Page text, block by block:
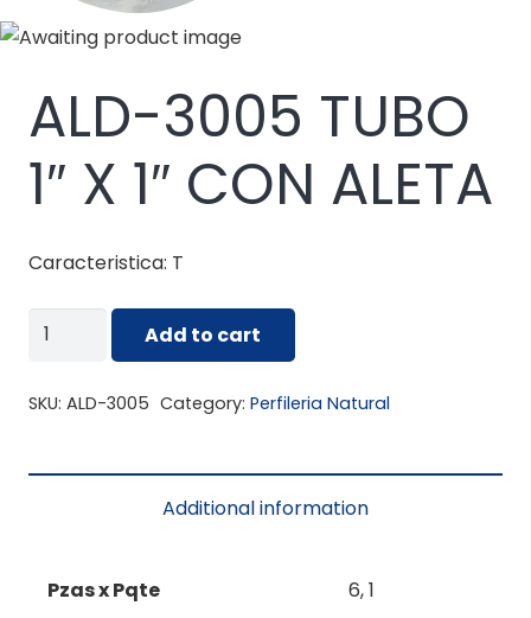
ALD-3005 TUBO
1″ X 1″ CON ALETA
Caracteristica: T
ALD-
quantity
Add to cart
SKU: ALD-3005 Category: Perfileria Natural
Additional information
Pzas x Pqte 6, 1